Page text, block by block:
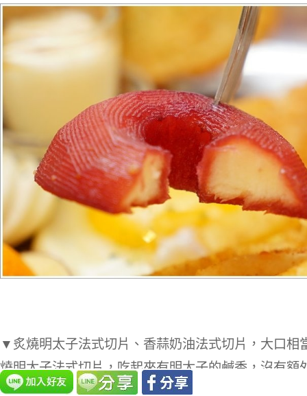
▼炙燒明太子法式切片、香蒜奶油法式切片，大口相
燒明太子法式切片，吃起來有明太子的鹹香，沒有額
吃起來不會有甜膩感，搭配酥脆的法式切片頗為合拍